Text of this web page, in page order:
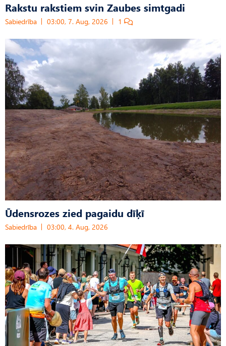
Rakstu rakstiem svin Zaubes simtgadi
Sabiedrība 03:00, 7. Aug, 2026 1
Ūdensrozes zied pagaidu dīķī
Sabiedrība 03:00, 4. Aug, 2026